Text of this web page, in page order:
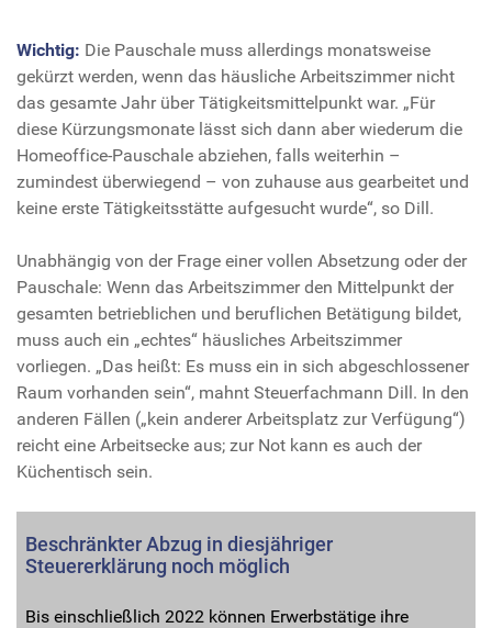
Wichtig: Die Pauschale muss allerdings monatsweise
gekürzt werden, wenn das häusliche Arbeitszimmer nicht
das gesamte Jahr über Tätigkeitsmittelpunkt war. „Für
diese Kürzungsmonate lässt sich dann aber wiederum die
Homeoffice-Pauschale abziehen, falls weiterhin –
zumindest überwiegend – von zuhause aus gearbeitet und
keine erste Tätigkeitsstätte aufgesucht wurde“, so Dill.
Unabhängig von der Frage einer vollen Absetzung oder der
Pauschale: Wenn das Arbeitszimmer den Mittelpunkt der
gesamten betrieblichen und beruflichen Betätigung bildet,
muss auch ein „echtes“ häusliches Arbeitszimmer
vorliegen. „Das heißt: Es muss ein in sich abgeschlossener
Raum vorhanden sein“, mahnt Steuerfachmann Dill. In den
anderen Fällen („kein anderer Arbeitsplatz zur Verfügung“)
reicht eine Arbeitsecke aus; zur Not kann es auch der
Küchentisch sein.
Beschränkter Abzug in diesjähriger
Steuererklärung noch möglich
Bis einschließlich 2022 können Erwerbstätige ihre